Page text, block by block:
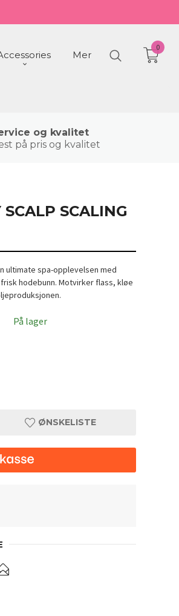
Mer
0
og kvalitet
på pris og kvalitet
SCALING
ultimate spa-opplevelsen med
hodebunn. Motvirker flass, kløe
På lager
ØNSKELISTE